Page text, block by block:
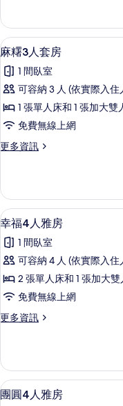
的
所
有
相
片
3
人
雅
的
詳
顯
示
麻
糬
3
人
套
的
所
有
相
片
1
麻糬3人套房
1 間臥室
可容納 3 人 (依實際入住
1 張單人床和 1 張加大雙
免費無線上網
更多資訊
更
3
人
套
的
詳
顯
示
幸
福
4
人
雅
的
所
有
4
幸福4人雅房
1 間臥室
可容納 4 人 (依實際入住
2 張單人床和 1 張加大
免費無線上網
更多資訊
更
4
人
雅
顯11
團圓4人雅房